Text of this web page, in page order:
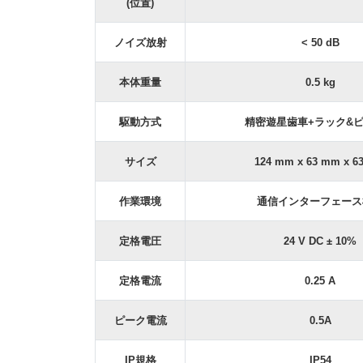
(位置)
ノイズ放射 < 50 dB
本体重量 0.5 kg
駆動方式 精密遊星歯車+ラック&
サイズ 124 mm x 63 mm x
作業環境 通信インターフェー
定格電圧 24 V DC ± 10%
定格電流 0.25 A
ピーク電流 0.5A
IP規格 IP54